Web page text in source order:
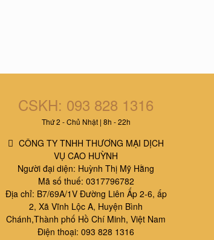
CSKH: 093 828 1316
Thứ 2 - Chủ Nhật | 8h - 22h
CÔNG TY TNHH THƯƠNG MẠI DỊCH
VỤ CAO HUỲNH
Người đại diện: Huỳnh Thị Mỹ Hằng
Mã số thuế: 0317796782
Địa chỉ: B7/69A/1V Đường Liên Ấp 2-6, ấp
2, Xã Vĩnh Lộc A, Huyện Bình
Chánh,Thành phố Hồ Chí Minh, Việt Nam
Điện thoại: 093 828 1316